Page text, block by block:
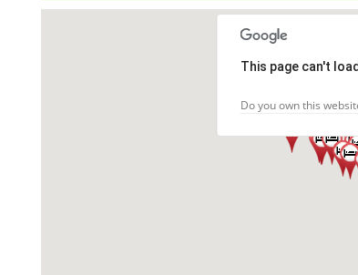
This page can't
Do you own this